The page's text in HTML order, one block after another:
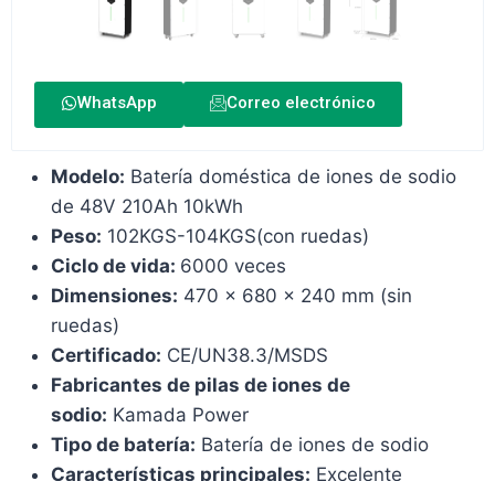
WhatsApp Correo electrónico
Modelo: Batería doméstica de iones de sodio
de 48V 210Ah 10kWh
Peso: 102KGS-104KGS(con ruedas)
Ciclo de vida: 6000 veces
Dimensiones: 470 x 680 x 240 mm (sin
ruedas)
Certificado: CE/UN38.3/MSDS
Fabricantes de pilas de iones de
sodio: Kamada Power
Tipo de batería: Batería de iones de sodio
Características principales: Excelente